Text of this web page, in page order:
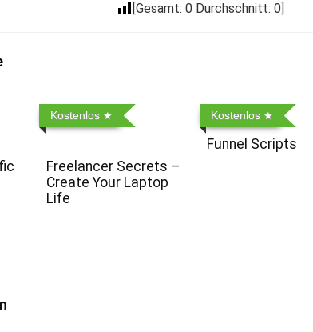
[Gesamt: 0 Durchschnitt: 0]
Kostenlos
Freelancer Secrets –
Create Your Laptop
Life
Kostenlos
Funnel Scripts